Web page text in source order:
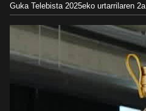
Guka Telebista 2025eko urtarrilaren 2a